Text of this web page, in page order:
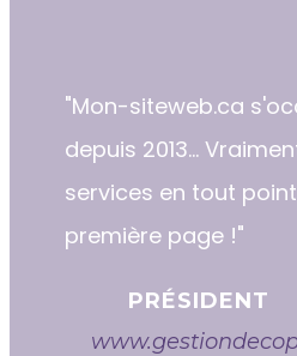
"​​Mon-siteweb.ca
depuis 2013...
services en tout
première page !"
PRÉSIDENT